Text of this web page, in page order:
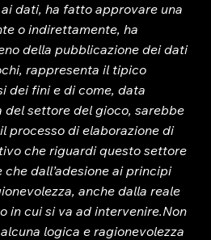
dati, ha fatto approvare una
o indirettamente, ha
della pubblicazione dei dati
rappresenta il tipico
dei fini e di come, data
del settore del gioco, sarebbe
processo di elaborazione di
che riguardi questo settore
dall’adesione ai principi
anche dalla reale
in cui si va ad intervenire.Non
logica e ragionevolezza